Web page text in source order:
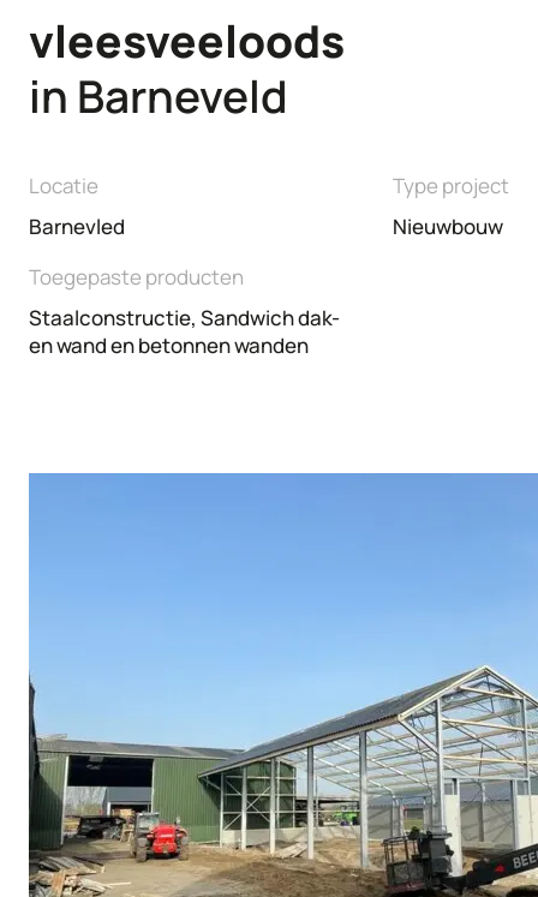
Bedrijfspanden
Renovatie
vleesveeloods
in Barneveld
Locatie
Barnevled
Type project
Nieuwbouw
Toegepaste producten
Staalconstructie, Sandwich dak-
en wand en betonnen wanden